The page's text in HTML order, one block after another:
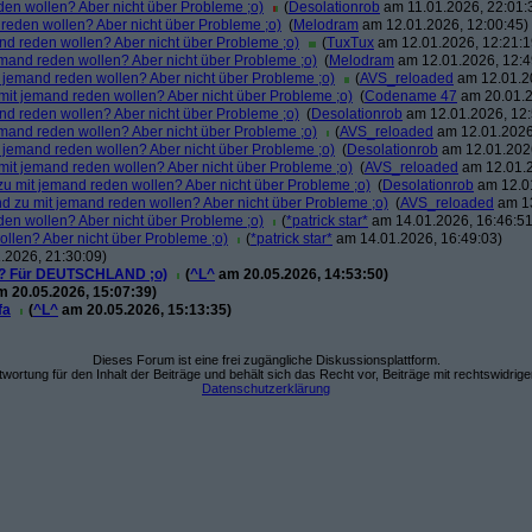
wollen? Aber nicht über Probleme ;o)
(Desolationrob am 11.01.2026,
wollen? Aber nicht über Probleme ;o) (Melodram am 12.01.2026, 12:00:45)
reden wollen? Aber nicht über Probleme ;o)
(TuxTux am 12.01.2026,
reden wollen? Aber nicht über Probleme ;o) (Melodram am 12.01.2026,
reden wollen? Aber nicht über Probleme ;o)
(AVS_reloaded am
jemand reden wollen? Aber nicht über Probleme ;o) (Codename 47 am
reden wollen? Aber nicht über Probleme ;o) (Desolationrob am 12.01.2026,
reden wollen? Aber nicht über Probleme ;o)
(AVS_reloaded am
reden wollen? Aber nicht über Probleme ;o) (Desolationrob am
jemand reden wollen? Aber nicht über Probleme ;o) (AVS_reloaded am
mit jemand reden wollen? Aber nicht über Probleme ;o) (Desolationrob am
zu mit jemand reden wollen? Aber nicht über Probleme ;o) (AVS_reloaded am
wollen? Aber nicht über Probleme ;o)
(*patrick star* am 14.01.2026,
Aber nicht über Probleme ;o)
(*patrick star* am 14.01.2026, 16:49:03)
21:30:09)
Für DEUTSCHLAND ;o)
(^L^ am 20.05.2026, 14:53:50)
20.05.2026, 15:07:39)
(^L^ am 20.05.2026, 15:13:35)
Dieses Forum ist eine frei zugängliche Diskussionsplattform.
für den Inhalt der Beiträge und behält sich das Recht vor, Beiträge mit
Datenschutzerklärung